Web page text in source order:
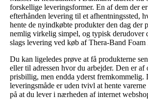
forskellige leveringsformer. En af dem der
efterhånden levering til et afhentningssted,
hente de nyindkøbte produkter den dag der
nemlig virkelig simpel, og typisk derudover
slags levering ved køb af Thera-Band
Du kan ligeledes prøve at få produkterne
eller til adressen hvor du arbejder. Den er
prisbillig, men endda yderst fremkommelig.
leveringsmåde er uden tvivl at hente
på at du lever i nærheden af internet